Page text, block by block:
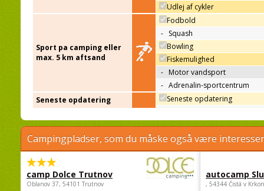
Udlej af cykler
Sport pa camping eller
max. 5 km aftsand
Fodbold
- Squash
Bowling
Fiskemulighed
- Motor vandsport
- Adrenalin-sportcentrum
Seneste opdatering
Seneste opdatering
Campingpladser, som du måske også være
camp Dolce Trutnov
Oblanov 37, 54101 Trutnov
autocamp
, 54344 Čistá v